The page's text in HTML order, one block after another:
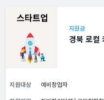
지원금
경북 로컬
지원대상
예비창업자